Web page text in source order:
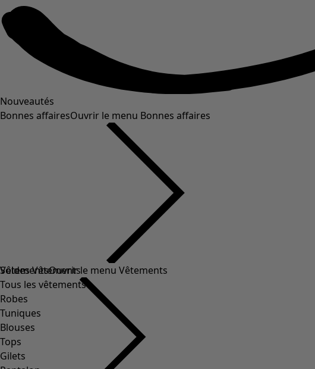
Nouveautés
Bonnes affairesOuvrir le menu Bonnes affaires
Soldes Vêtements
Tous les vêtements
Robes
Tuniques
Blouses
Tops
Gilets
VêtementsOuvrir le menu Vêtements